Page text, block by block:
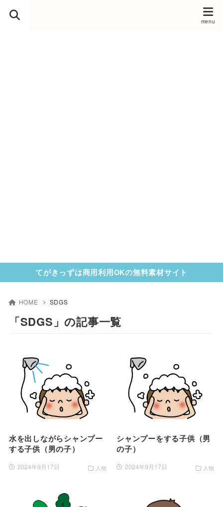
てがきっずは商用利用OKの無料素材サイト
HOME SDGS
「SDGS」の記事一覧
水を出しながらシャンプー
する子供（男の子）
2024年9月17日 人物
シャンプーをする子供（男
の子）
2024年9月17日 人物